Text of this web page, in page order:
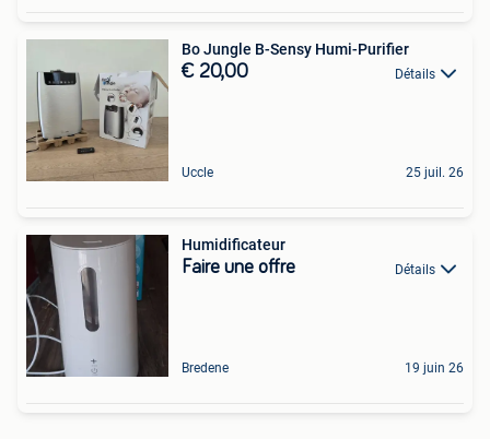
Bo Jungle B-Sensy Humi-Purifier
€ 20,00 Détails
Uccle 25 juil. 26
Humidificateur
Faire une offre Détails
Bredene 19 juin 26